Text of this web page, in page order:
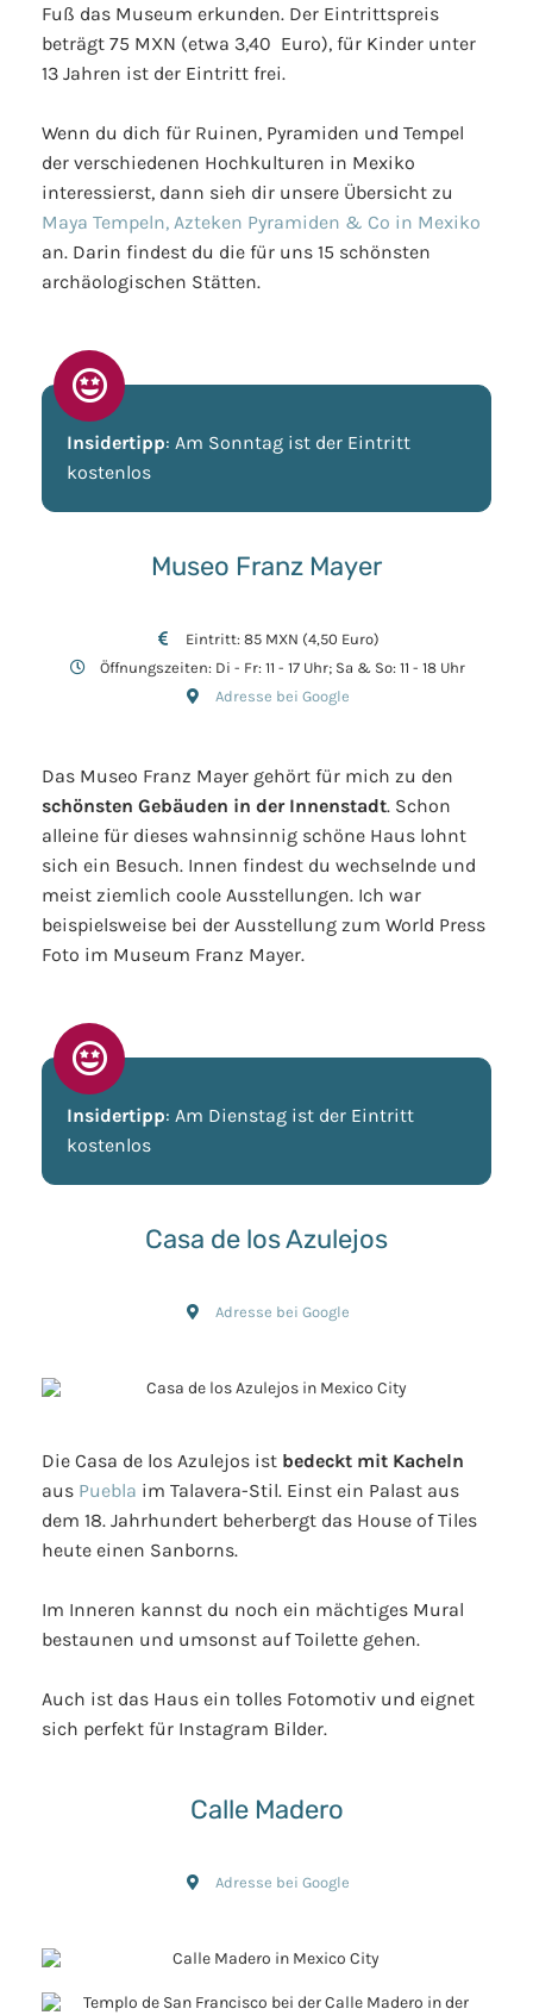
Fuß das Museum erkunden. Der Eintrittspreis
beträgt 75 MXN (etwa 3,40 Euro), für Kinder unter
13 Jahren ist der Eintritt frei.
Wenn du dich für Ruinen, Pyramiden und Tempel
der verschiedenen Hochkulturen in Mexiko
interessierst, dann sieh dir unsere Übersicht zu
Maya Tempeln, Azteken Pyramiden & Co in Mexiko
an. Darin findest du die für uns 15 schönsten
archäologischen Stätten.
Insidertipp: Am Sonntag ist der Eintritt
kostenlos
Museo Franz Mayer
Eintritt: 85 MXN (4,50 Euro)
Öffnungszeiten: Di - Fr: 11 - 17 Uhr; Sa & So: 11 - 18 Uhr
Adresse bei Google
Das Museo Franz Mayer gehört für mich zu den
schönsten Gebäuden in der Innenstadt. Schon
alleine für dieses wahnsinnig schöne Haus lohnt
sich ein Besuch. Innen findest du wechselnde und
meist ziemlich coole Ausstellungen. Ich war
beispielsweise bei der Ausstellung zum World Press
Foto im Museum Franz Mayer.
Insidertipp: Am Dienstag ist der Eintritt
kostenlos
Casa de los Azulejos
Adresse bei Google
Die Casa de los Azulejos ist bedeckt mit Kacheln
aus Puebla im Talavera-Stil. Einst ein Palast aus
dem 18. Jahrhundert beherbergt das House of Tiles
heute einen Sanborns.
Im Inneren kannst du noch ein mächtiges Mural
bestaunen und umsonst auf Toilette gehen.
Auch ist das Haus ein tolles Fotomotiv und eignet
sich perfekt für Instagram Bilder.
Calle Madero
Adresse bei Google